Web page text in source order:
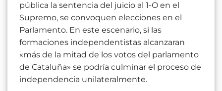
pública la sentencia del juicio al 1-O en el
Supremo, se convoquen elecciones en el
Parlamento. En este escenario, si las
formaciones independentistas alcanzaran
«más de la mitad de los votos del parlamento
de Cataluña» se podría culminar el proceso de
independencia unilateralmente.